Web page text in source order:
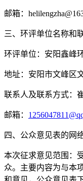
邮箱：
三、环评单位名称和
环评单位：安阳鑫峰
地址：安阳市文峰区
联系人及联系方式：
邮箱：
四、公众意见表的网
本次征求意见范围：
众。主要内容为与本